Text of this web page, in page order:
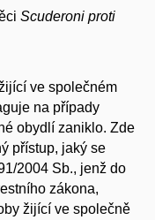
Scuderoni proti
ve společném
na případy
obydlí zaniklo. Zde
přístup, jaký se
2004 Sb., jenž do
zákona,
žijící ve společně